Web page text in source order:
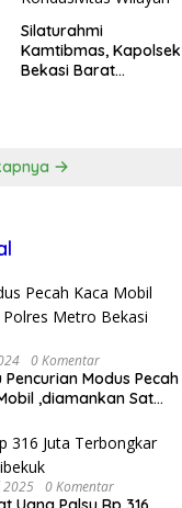
Silaturahmi
Kamtibmas, Kapolsek
Bekasi Barat
0 Komentar
Pencurian Modus Pecah
,diamankan Sat
2025 0 Komentar